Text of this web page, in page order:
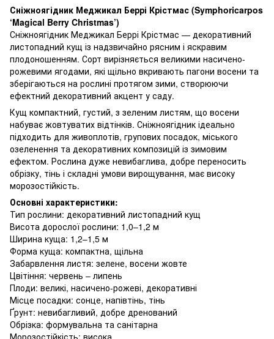
Сніжноягідник Меджикал Беррі Крістмас (Symphoricarpos
‘Magical Berry Christmas’)
Сніжноягідник Меджикал Беррі Крістмас — декоративний
листопадний кущ із надзвичайно рясним і яскравим
плодоношенням. Сорт вирізняється великими насичено-
рожевими ягодами, які щільно вкривають пагони восени та
зберігаються на рослині протягом зими, створюючи
ефектний декоративний акцент у саду.
Кущ компактний, густий, з зеленим листям, що восени
набуває жовтуватих відтінків. Сніжноягідник ідеально
підходить для живоплотів, групових посадок, міського
озеленення та декоративних композицій із зимовим
ефектом. Рослина дуже невибаглива, добре переносить
обрізку, тінь і складні умови вирощування, має високу
морозостійкість.
Основні характеристики:
Тип рослини: декоративний листопадний кущ
Висота дорослої рослини: 1,0–1,2 м
Ширина куща: 1,2–1,5 м
Форма куща: компактна, щільна
Забарвлення листя: зелене, восени жовте
Цвітіння: червень – липень
Плоди: великі, насичено-рожеві, декоративні
Місце посадки: сонце, напівтінь, тінь
Ґрунт: невибагливий, добре дренований
Обрізка: формувальна та санітарна
Морозостійкість: висока